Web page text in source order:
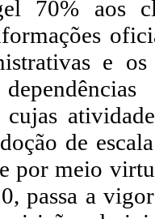
70% aos
e
cujas
de
por meio
passa a